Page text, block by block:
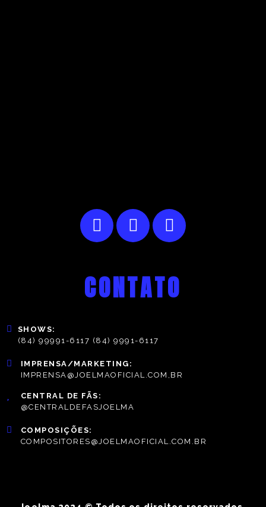
CONTATO
SHOWS:
(84) 99991-6117 (84) 9991-6117
IMPRENSA/MARKETING:
IMPRENSA@JOELMAOFICIAL.COM,BR
CENTRAL DE FÃS:
@CENTRALDEFASJOELMA
COMPOSIÇÕES:
COMPOSITORES@JOELMAOFICIAL.COM.BR